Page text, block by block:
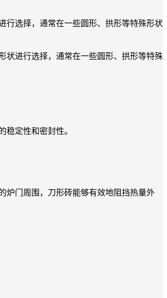
行选择，通常在一些圆形、拱形等特殊形状
状进行选择，通常在一些圆形、拱形等特殊
定性和密封性。
门周围，刀形砖能够有效地阻挡热量外